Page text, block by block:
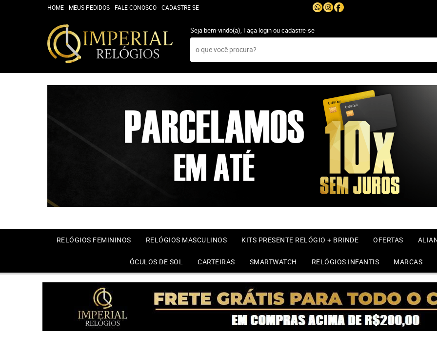
HOME MEUS PEDIDOS FALE CONOSCO CADASTRE-SE
Seja bem-vindo(a), Faça loginoucadastre-se
RELÓGIOS FEMININOS RELÓGIOS MASCULINOS KITS PRESENTE RELÓGIO + BRINDE OFERTAS
ÓCULOS DE SOL CARTEIRAS SMARTWATCH RELÓGIOS INFANTIS MARCAS